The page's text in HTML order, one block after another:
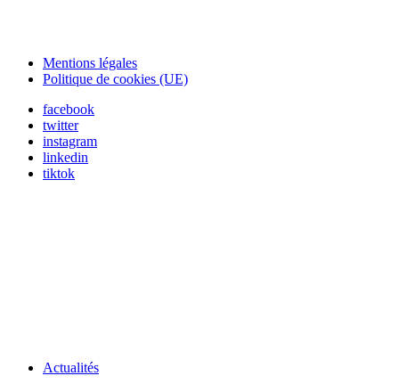
Mentions légales
Politique de cookies (UE)
facebook
twitter
instagram
linkedin
tiktok
Actualités